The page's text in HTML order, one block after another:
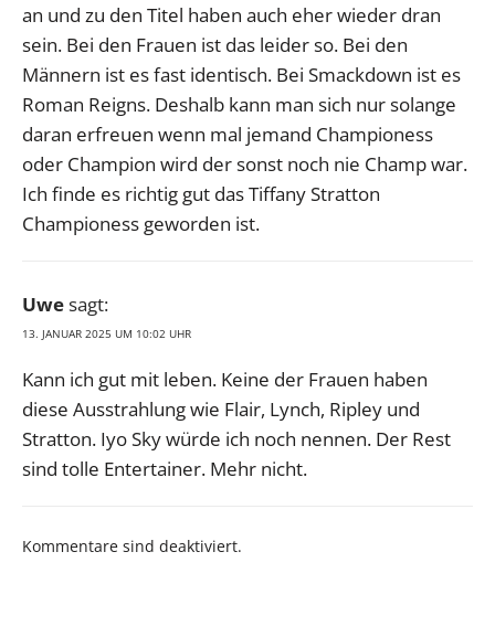
an und zu den Titel haben auch eher wieder dran
sein. Bei den Frauen ist das leider so. Bei den
Männern ist es fast identisch. Bei Smackdown ist es
Roman Reigns. Deshalb kann man sich nur solange
daran erfreuen wenn mal jemand Championess
oder Champion wird der sonst noch nie Champ war.
Ich finde es richtig gut das Tiffany Stratton
Championess geworden ist.
Uwesagt:
13. JANUAR 2025 UM 10:02 UHR
Kann ich gut mit leben. Keine der Frauen haben
diese Ausstrahlung wie Flair, Lynch, Ripley und
Stratton. Iyo Sky würde ich noch nennen. Der Rest
sind tolle Entertainer. Mehr nicht.
Kommentare sind deaktiviert.